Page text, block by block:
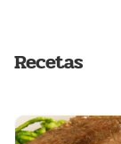
Recetas